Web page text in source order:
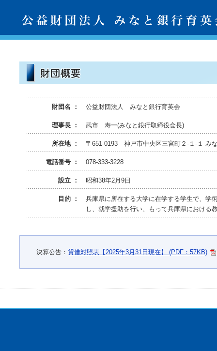
財団名 ： 公益財団法人 みなと銀行育英会
理事長 ： 武市 寿一(みなと銀行取締役会長)
所在地 ： 〒651-0193 神戸市中央区三宮町２-１-１ み
電話番号 ： 078-333-3228
設立 ： 昭和38年2月9日
目的 ：
兵庫県に所在する大学に在学する学生で、学
し、就学援助を行い、もって兵庫県における
決算公告： 貸借対照表【2025年3月31日現在】 (PDF：57KB)